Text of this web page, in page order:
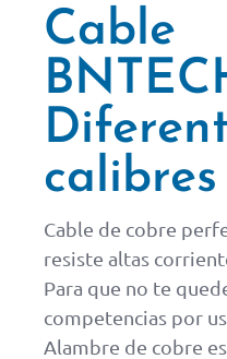
Cable
calibres
Cable de cobre
resiste altas
Para que no te
competencias por
Alambre de cobre